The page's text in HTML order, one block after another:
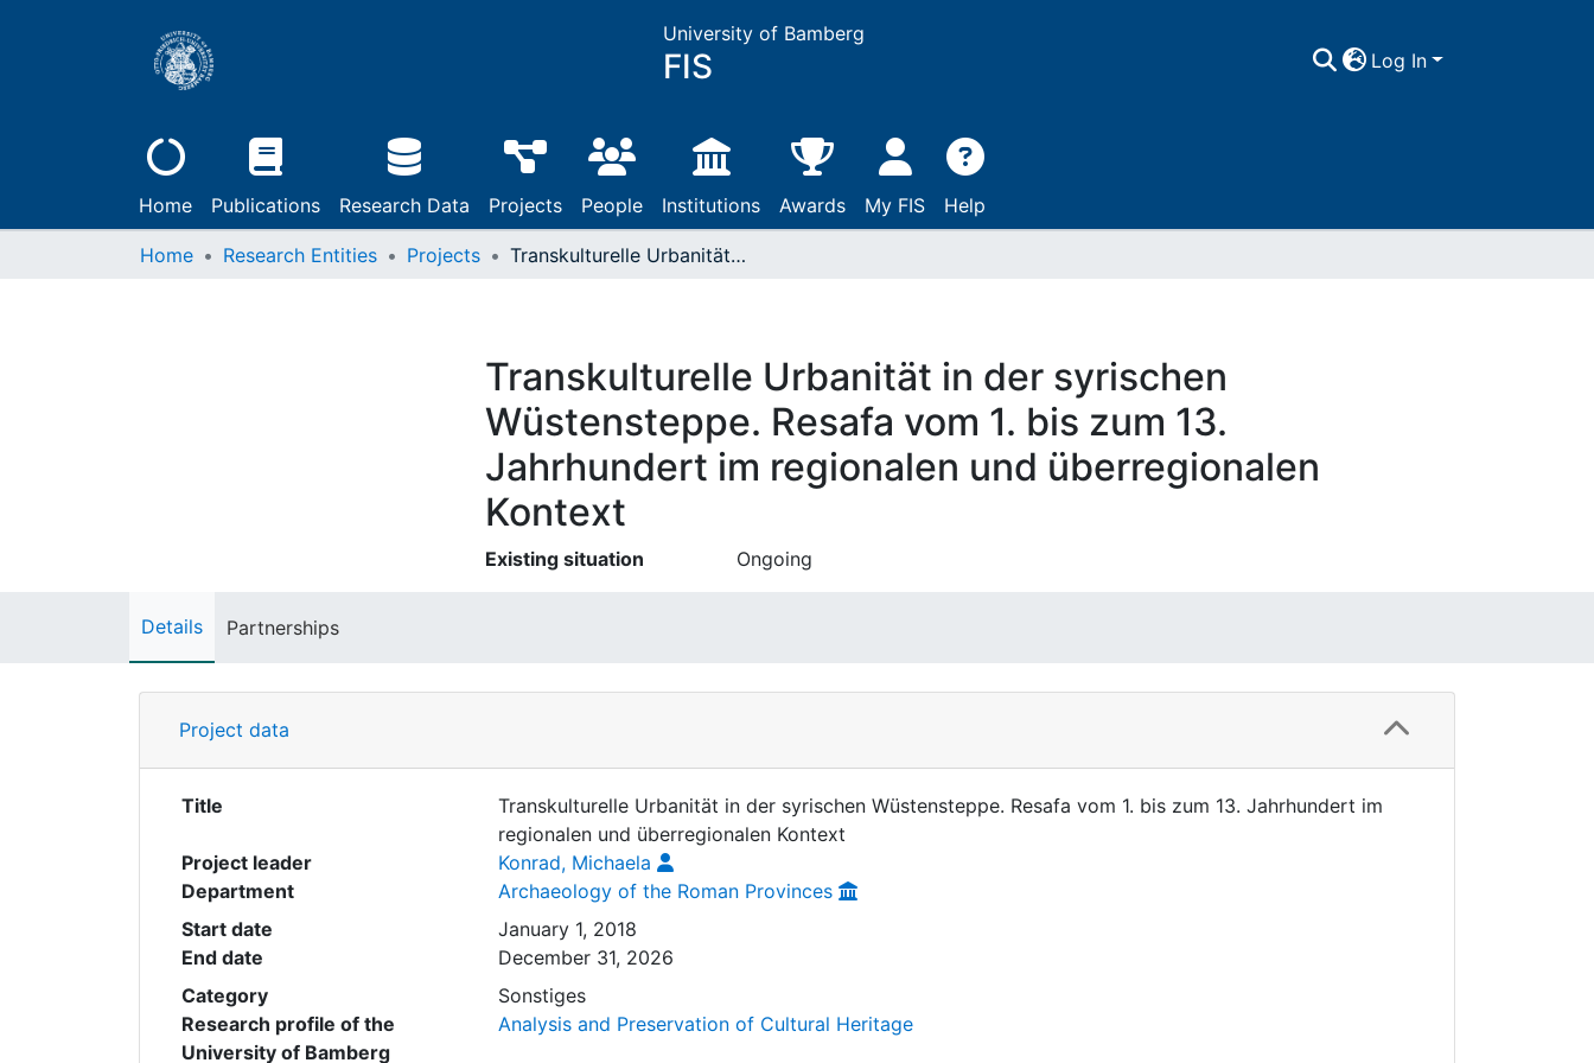
University of Bamberg
FIS Log In
Home Publications Research Data Projects People Institutions Awards My FIS Help
Home Research Entities Projects Transkulturelle Urbanität in der syrischen Wüstensteppe. Resafa vom 1. bis zum 13. Jahrhundert im regionalen und überregionalen Kontext
Transkulturelle Urbanität in der syrischen
Wüstensteppe. Resafa vom 1. bis zum 13.
Jahrhundert im regionalen und überregionalen
Kontext
Existing situation Ongoing
Details Partnerships
Project data
Title
Transkulturelle Urbanität in der syrischen Wüstensteppe. Resafa vom 1. bis zum 13. Jahrhundert im
regionalen und überregionalen Kontext
Project leader
Konrad, Michaela
Department
Archaeology of the Roman Provinces
Start date
January 1, 2018
End date
December 31, 2026
Category
Sonstiges
Research profile of the
University of Bamberg
Analysis and Preservation of Cultural Heritage